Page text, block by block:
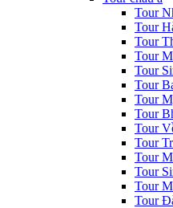
Tour
Tour
Tour
Tour
Tour
Tour
Tour
Tour
Tour
Tour
Tour
Tour
Tour
Tour